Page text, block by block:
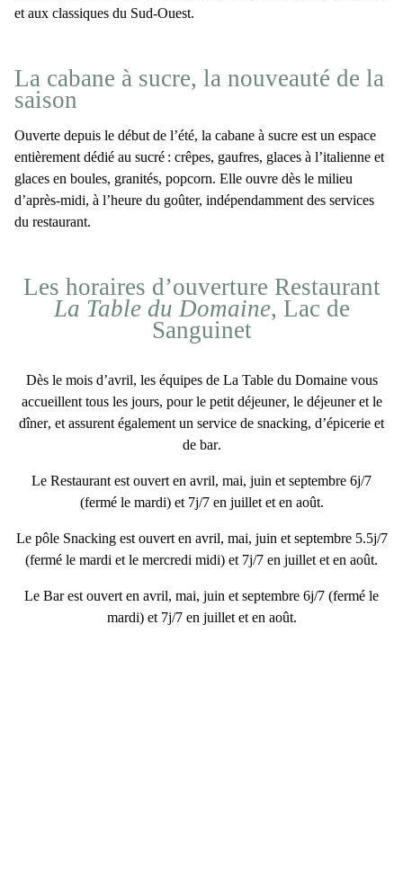
et aux classiques du Sud-Ouest.
La cabane à sucre, la nouveauté de la
saison
Ouverte depuis le début de l’été, la cabane à sucre est un espace
entièrement dédié au sucré : crêpes, gaufres, glaces à l’italienne et
glaces en boules, granités, popcorn. Elle ouvre dès le milieu
d’après-midi, à l’heure du goûter, indépendamment des services
du restaurant.
Les horaires d’ouverture Restaurant
La Table du Domaine, Lac de
Sanguinet
Dès le mois d’avril, les équipes de La Table du Domaine vous
accueillent tous les jours, pourle petit déjeuner, le déjeuneret le
dîner, et assurent également un service de snacking, d’épicerie et
de bar.
Le Restaurant est ouvert en avril, mai, juin et septembre 6j/7
(fermé le mardi) et 7j/7 en juillet et en août.
Le pôle Snacking est ouvert en avril, mai, juin et septembre 5.5j/7
(fermé le mardi et le mercredi midi) et 7j/7 en juillet et en août.
Le Bar est ouvert en avril, mai, juin et septembre 6j/7 (fermé le
mardi) et 7j/7 en juillet et en août.